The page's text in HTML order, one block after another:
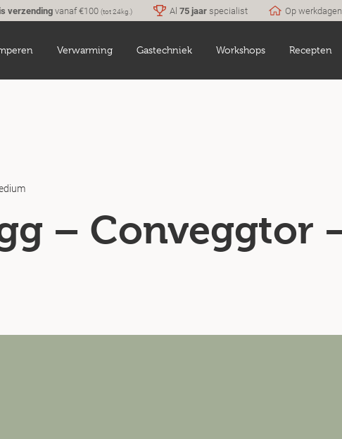
verzendingvanaf €100 (tot 24kg.) Al 75 jaarspecialist Op
Verwarming Gastechniek Workshops Recepten
– Conveggtor